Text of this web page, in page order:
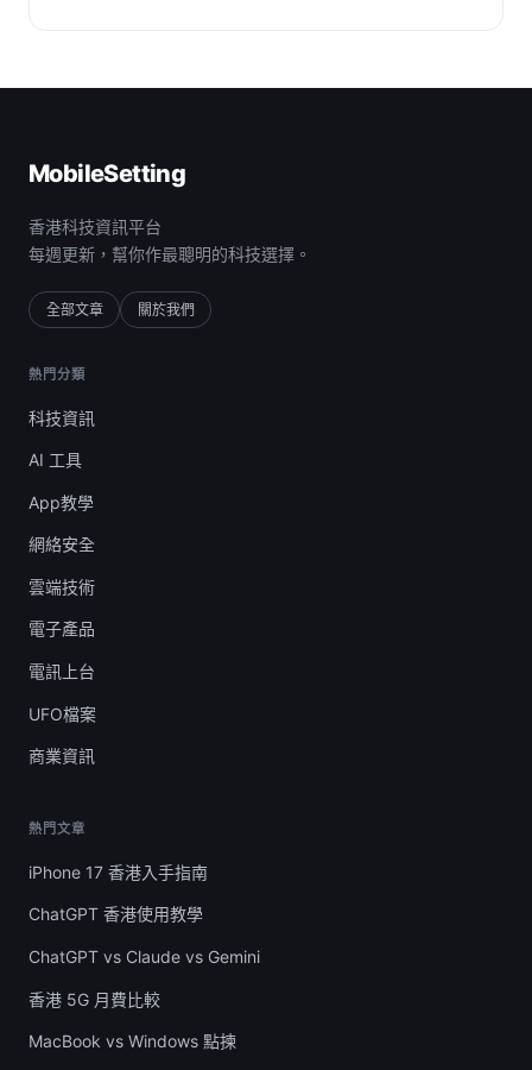
MobileSetting
香港科技資訊平台
每週更新，幫你作最聰明的科技選擇。
全部文章 關於我們
熱門分類
科技資訊
AI 工具
App教學
網絡安全
雲端技術
電子產品
電訊上台
UFO檔案
商業資訊
熱門文章
iPhone 17 香港入手指南
ChatGPT 香港使用教學
ChatGPT vs Claude vs Gemini
香港 5G 月費比較
MacBook vs Windows 點揀